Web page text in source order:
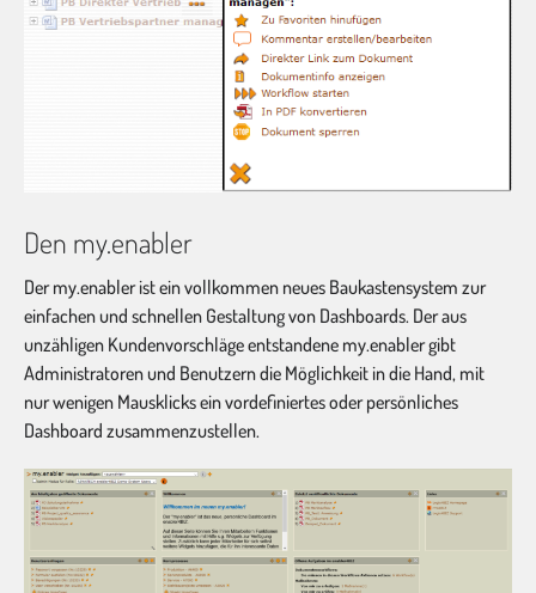
Den my.enabler
Der my.enabler ist ein vollkommen neues Baukastensystem zur
einfachen und schnellen Gestaltung von Dashboards. Der aus
unzähligen Kundenvorschläge entstandene my.enabler gibt
Administratoren und Benutzern die Möglichkeit in die Hand, mit
nur wenigen Mausklicks ein vordefiniertes oder persönliches
Dashboard zusammenzustellen.